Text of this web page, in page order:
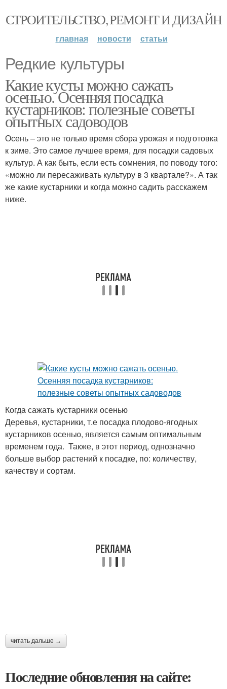
СТРОИТЕЛЬСТВО, РЕМОНТ И ДИЗАЙН
главная новости статьи
Редкие культуры
Какие кусты можно сажать
осенью. Осенняя посадка
кустарников: полезные советы
опытных садоводов
Осень – это не только время сбора урожая и подготовка
к зиме. Это самое лучшее время, для посадки садовых
культур. А как быть, если есть сомнения, по поводу того:
«можно ли пересаживать культуру в 3 квартале?». А так
же какие кустарники и когда можно садить расскажем
ниже.
Когда сажать кустарники осенью
Деревья, кустарники, т.е посадка плодово-ягодных
кустарников осенью, является самым оптимальным
временем года. Также, в этот период, однозначно
больше выбор растений к посадке, по: количеству,
качеству и сортам.
читать дальше →
Последние обновления на сайте: